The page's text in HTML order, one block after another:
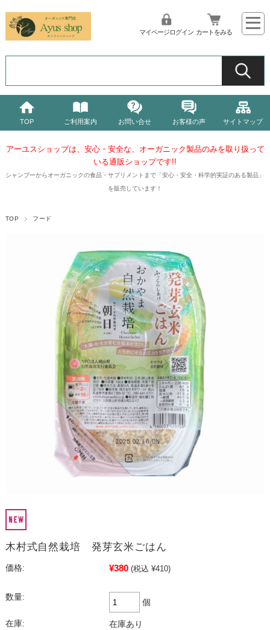
マイページログイン カートをみる
TOP ご利用案内 お問い合せ お客様の声 サイトマップ
アーユスショップは、安心・安全な、オーガニック製品のみを取り扱って
いる通販ショップです!!
シャンプーからオーガニックの食品・サプリメントまで「安心・安全・科学的実証のある製品」
を販売しています！
TOP フード
木村式自然栽培 発芽玄米ごはん
価格: ¥380 (税込 ¥410)
数量:
個
在庫: 在庫あり